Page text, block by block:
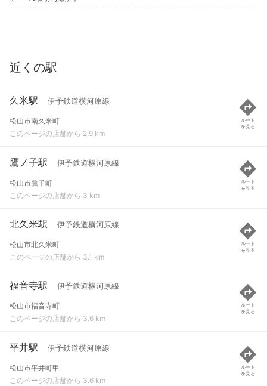
近くの駅
久米駅 伊予鉄道横河原線
松山市南久米町
このページの店舗から 2.9 km
ルート
を見る
鷹ノ子駅 伊予鉄道横河原線
松山市鷹子町
このページの店舗から 3 km
ルート
を見る
北久米駅 伊予鉄道横河原線
松山市北久米町
このページの店舗から 3.1 km
ルート
を見る
福音寺駅 伊予鉄道横河原線
松山市福音寺町
このページの店舗から 3.6 km
ルート
を見る
平井駅 伊予鉄道横河原線
松山市平井町甲
このページの店舗から 3.6 km
ルート
を見る